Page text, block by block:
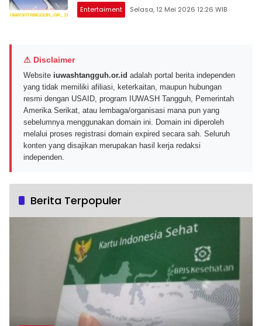
Entertaiment Selasa, 12 Mei 2026 12:26 WIB
⚠ Disclaimer
Website iuwashtangguh.or.id adalah portal berita independen
yang tidak memiliki afiliasi, keterkaitan, maupun hubungan
resmi dengan USAID, program IUWASH Tangguh, Pemerintah
Amerika Serikat, atau lembaga/organisasi mana pun yang
sebelumnya menggunakan domain ini. Domain ini diperoleh
melalui proses registrasi domain expired secara sah. Seluruh
konten yang disajikan merupakan hasil kerja redaksi
independen.
Berita Terpopuler